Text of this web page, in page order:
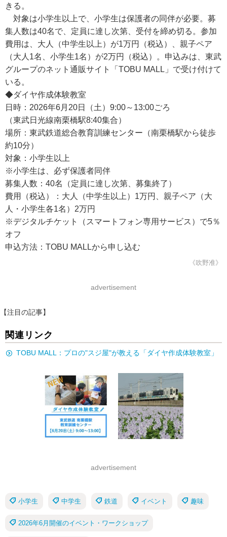
きる。
対象は小学生以上で、小学生は保護者の同伴が必要。募
集人数は40名で、定員に達し次第、受付を締め切る。参加
費用は、大人（中学生以上）が1万円（税込）、親子ペア
（大人1名、小学生1名）が2万円（税込）。申込みは、東武
グループのネット通販サイト「TOBU MALL」で受け付けて
いる。
◆ダイヤ作成体験教室
日時：2026年6月20日（土）9:00～13:00ごろ
（東武日光線南栗橋駅8:40集合）
場所：東武鉄道総合教育訓練センター（南栗橋駅から徒歩
約10分）
対象：小学生以上
※小学生は、必ず保護者同伴
募集人数：40名（定員に達し次第、募集終了）
費用（税込）：大人（中学生以上）1万円、親子ペア（大
人・小学生各1名）2万円
※デジタルチケット（スマートフォン専用サービス）で5％
オフ
申込方法：TOBU MALLから申し込む
《吹野准》
advertisement
【注目の記事】
関連リンク
TOBU MALL：プロの"スジ屋"が教える「ダイヤ作成体験教室」
advertisement
小学生 中学生 鉄道 イベント 趣味
2026年6月開催のイベント・ワークショップ